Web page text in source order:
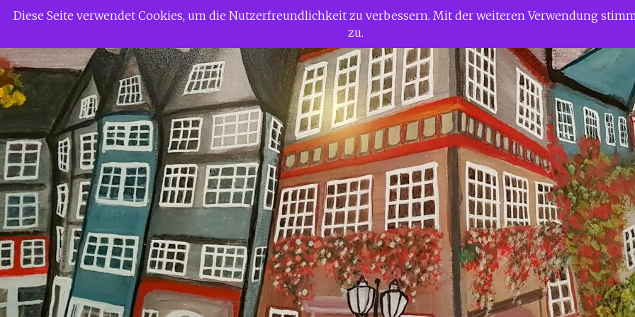
ZumSiggi Gerdaus Welt
Diese Seite verwendet Cookies, um die Nutzerfreundlichkeit zu verbessern. Mit der weiteren Verwendung
zu.